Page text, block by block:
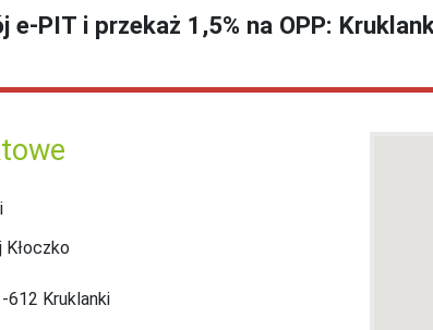
e-PIT i przekaż 1,5% na OPP:
Kłoczko
612 Kruklanki